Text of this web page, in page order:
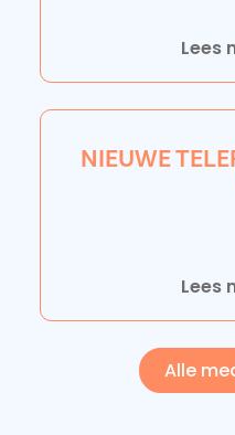
Lees
NIEUWE
Lees
Alle